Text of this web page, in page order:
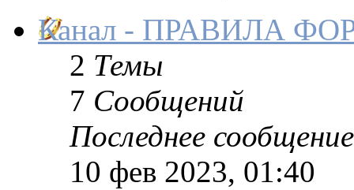
Канал - ПРАВИЛА
2 Темы
7 Сообщений
Последнее сообщение
10 фев 2023, 01:40